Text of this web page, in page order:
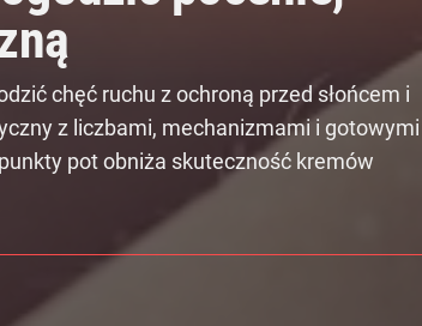
chęć ruchu z ochroną przed słońcem i
z liczbami, mechanizmami i gotowymi
pot obniża skuteczność kremów